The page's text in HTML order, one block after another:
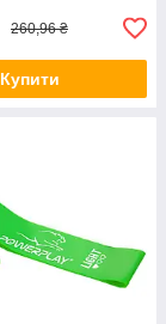
260,96 ₴
Купити